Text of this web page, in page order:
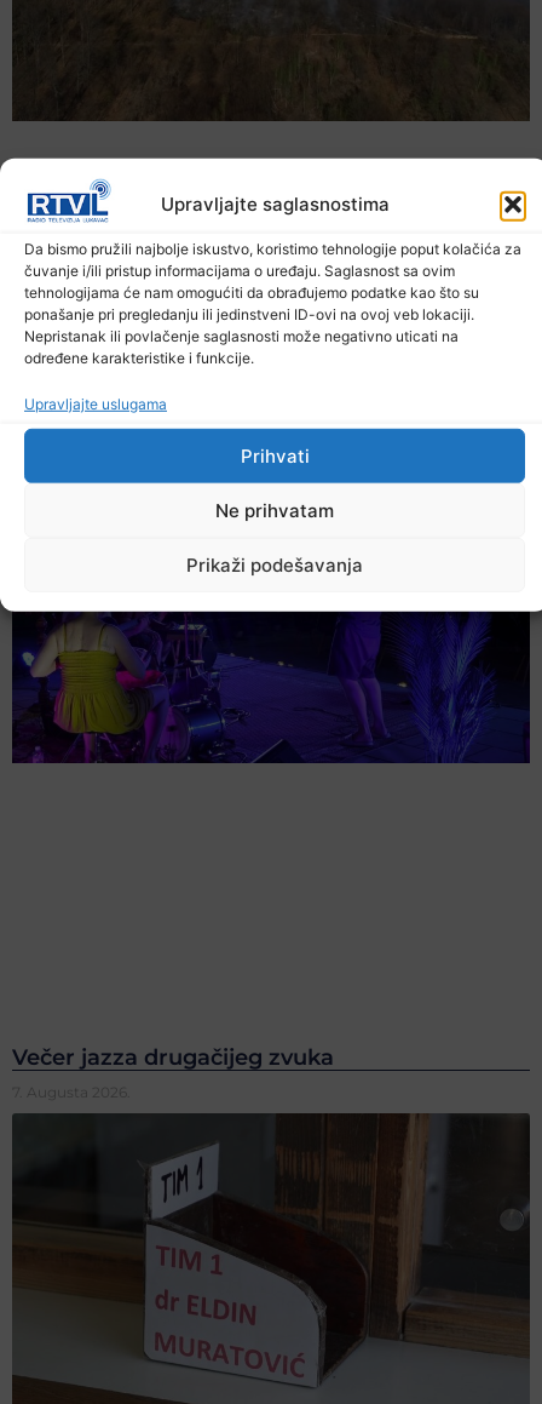
Upravljajte saglasnostima
Da bismo pružili najbolje iskustvo, koristimo tehnologije poput kolačića za
čuvanje i/ili pristup informacijama o uređaju. Saglasnost sa ovim
tehnologijama će nam omogućiti da obrađujemo podatke kao što su
ponašanje pri pregledanju ili jedinstveni ID-ovi na ovoj veb lokaciji.
Nepristanak ili povlačenje saglasnosti može negativno uticati na
određene karakteristike i funkcije.
Upravljajte uslugama
Prihvati
Ne prihvatam
Prikaži podešavanja
U TK povećan broj požara
Večer jazza drugačijeg zvuka
7. Augusta 2026.